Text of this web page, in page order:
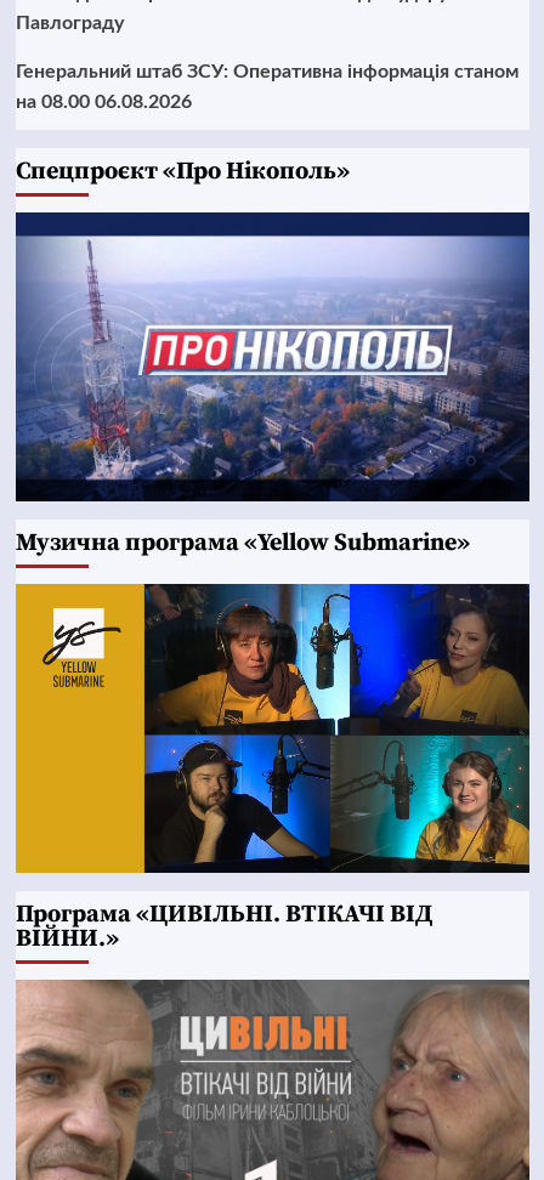
Павлограду
Генеральний штаб ЗСУ: Оперативна інформація станом
на 08.00 06.08.2026
Cпецпроєкт «Про Нікополь»
Музична програма «Yellow Submarine»
Програма «ЦИВІЛЬНІ. ВТІКАЧІ ВІД
ВІЙНИ.»